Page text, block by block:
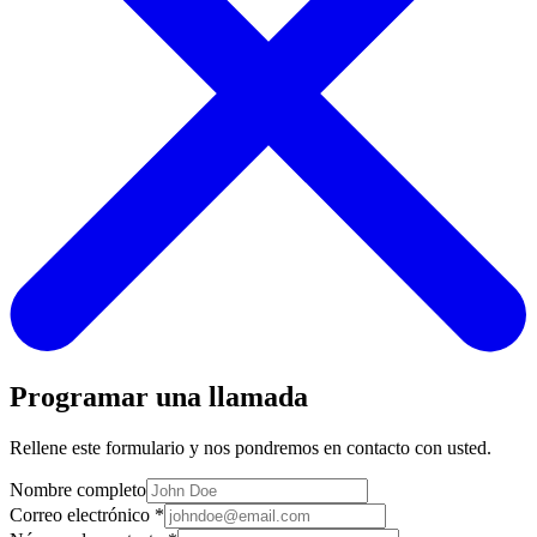
Programar una llamada
Rellene este formulario y nos pondremos en contacto con usted.
Nombre completo
Correo electrónico *